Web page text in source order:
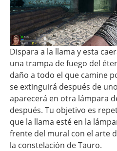
Dispara a la llama y esta
una trampa de fuego del
daño a todo el que camine
se extinguirá después de
aparecerá en otra lámpara
después. Tu objetivo es
que la llama esté en la
frente del mural con el arte
la constelación de Tauro.